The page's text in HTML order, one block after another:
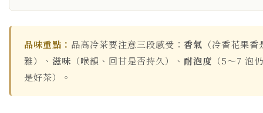
品味重點： 品高冷茶要注意三段感受： 香氣 （冷香花果
雅）、 滋味 （喉韻、回甘是否持久）、 耐泡度 （5～7 泡
是好茶）。